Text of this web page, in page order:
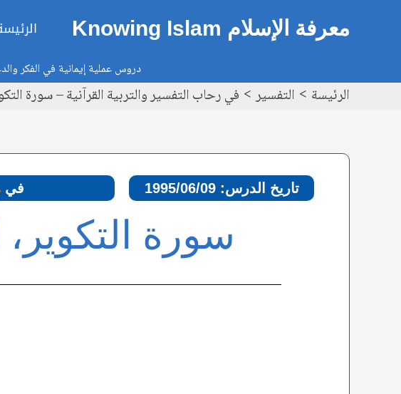
معرفة الإسلام Knowing Islam
دروس عملية إيمانية في الفكر
الرئيسة التفسير في رحاب التفسير والتربية القرآنية – سورة التكوير، الآيات:
تاريخ الدرس: 1995/06/09 في
سورة التكوير، الآيات:
navigation